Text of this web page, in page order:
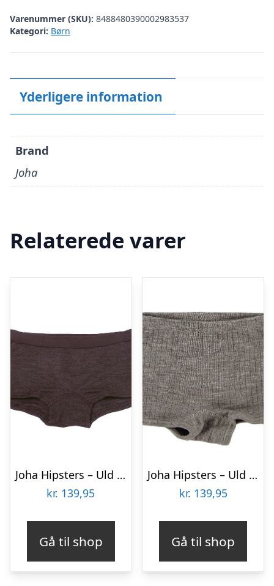
Varenummer (SKU): 8488480390002983537
Kategori: Børn
Yderligere information
Brand
Joha
Relaterede varer
Joha Hipsters – Uld – Mørkebrun
kr. 139,95
Gå til shop
Joha Hipsters – Uld – Brunmeleret
kr. 139,95
Gå til shop